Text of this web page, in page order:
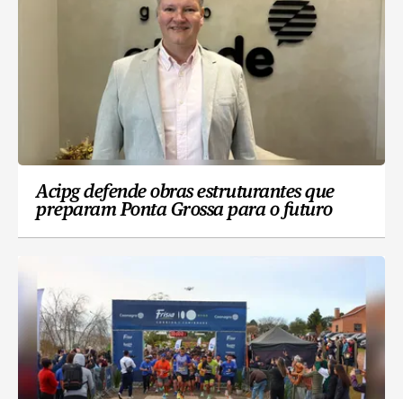
Acipg defende obras estruturantes que
preparam Ponta Grossa para o futuro